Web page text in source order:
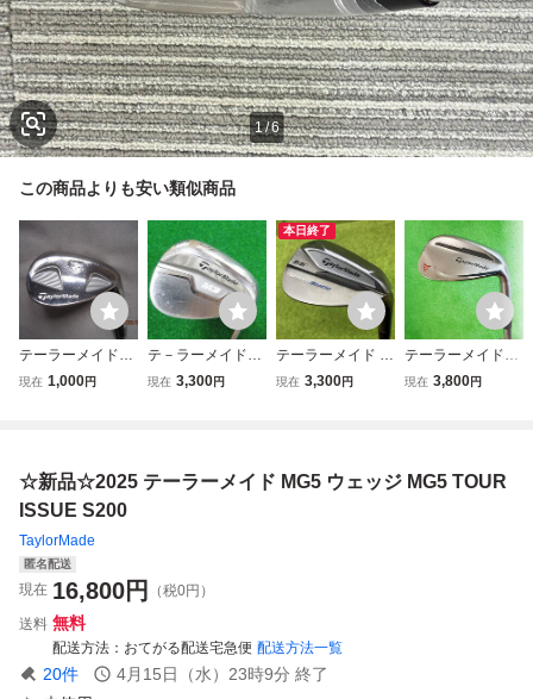
1/6
この商品よりも安い類似商品
テーラーメイド
ウエッジ 58°
現在 1,000円
テ－ラーメイド
M3 アイアン SW
現在 3,300円
本日終了
テーラーメイド Ta
ylorMade SpeedB
ブ
現在 3,300円
テーラーメイド
MG 52 SB-09 ウェ
現在 3,800円
☆新品☆2025 テーラーメイド MG5 ウェッジ MG5 TOUR
ISSUE S200
TaylorMade
匿名配送
現在 16,800円
（税0円）
送料 無料
配送方法 おてがる配送宅急便 配送方法一覧
20件 4月15日（水）23時9分 終了